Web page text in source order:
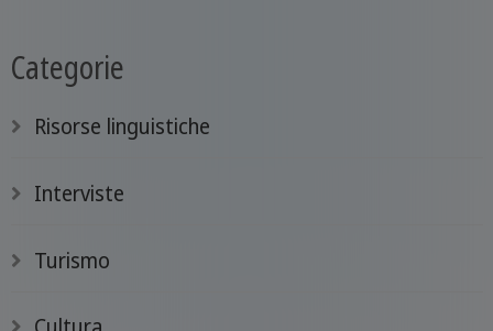
Categorie
Risorse linguistiche
Interviste
Turismo